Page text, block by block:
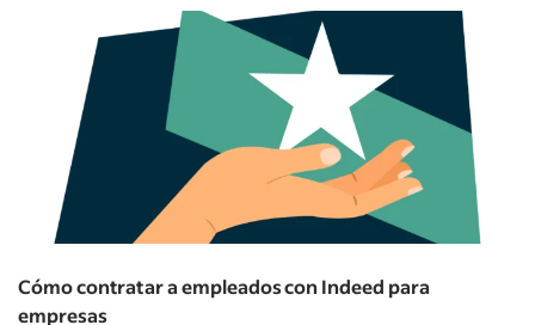
Cómo contratar a empleados con Indeed para
empresas